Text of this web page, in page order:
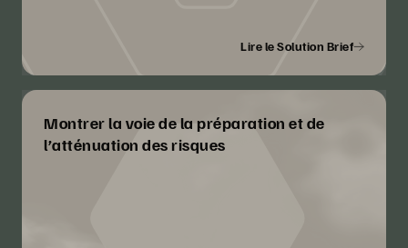
Lire le Solution Brief
Montrer la voie de la préparation et de
l’atténuation des risques